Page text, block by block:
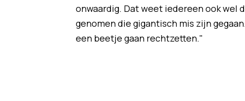
onwaardig. Dat weet iedereen ook wel
genomen die gigantisch mis zijn
een beetje gaan rechtzetten."